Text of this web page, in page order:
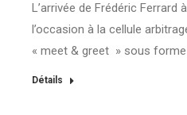
L’arrivée de Frédéric Ferrard
l’occasion à la cellule
« meet & greet » sous
Détails